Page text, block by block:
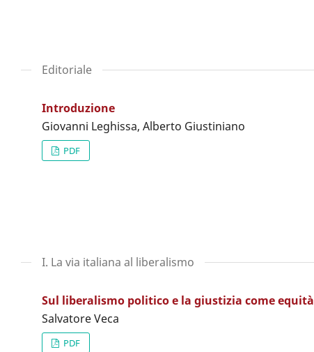
Editoriale
Introduzione
Giovanni Leghissa, Alberto Giustiniano
PDF
I. La via italiana al liberalismo
Sul liberalismo politico e la giustizia come equità
Salvatore Veca
PDF